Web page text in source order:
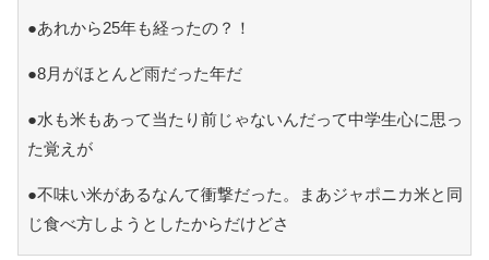
●あれから25年も経ったの？！
●8月がほとんど雨だった年だ
●水も米もあって当たり前じゃないんだって中学生心に思っ
た覚えが
●不味い米があるなんて衝撃だった。まあジャポニカ米と同
じ食べ方しようとしたからだけどさ